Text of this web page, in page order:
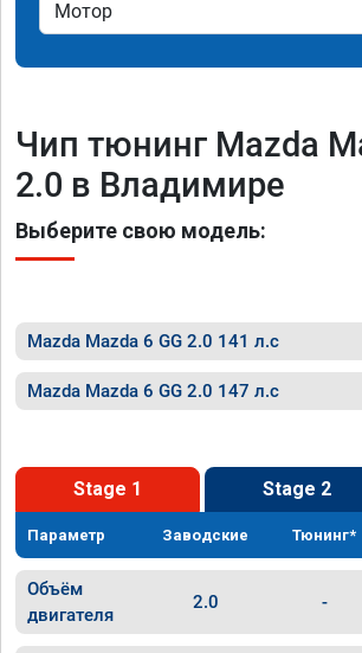
Чип тюнинг Mazda
2.0 в Владимире
Выберите свою модель:
Mazda Mazda 6 GG 2.0 141 л.с
Mazda Mazda 6 GG 2.0 147 л.с
Stage 1 Stage 2
Параметр Заводские Тюнинг*
Объём
двигателя
2.0 -